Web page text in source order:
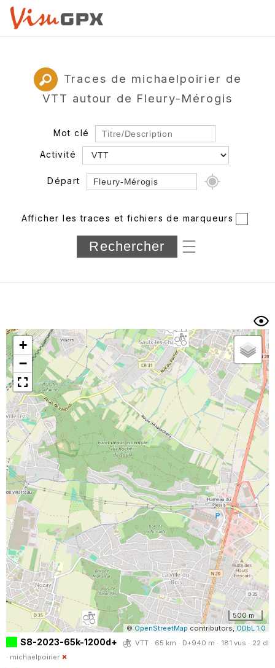
Traces de michaelpoirier de
VTT autour de Fleury-Mérogis
Mot clé
Activité
Départ
Département
Longueur min/max
Trier par
Horodatage Photos
Afficher les traces et fichiers de marqueurs
+
−
500 m
© OpenStreetMap contributors, ODbL 1.0
S8-2023-65k-1200d+
VTT · 65 km · D+940 m · 181 vus · 22 dl
· michaelpoirier